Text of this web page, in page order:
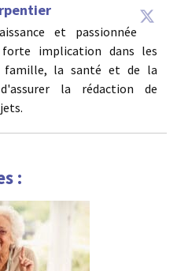
et passionnée
implication dans les
famille, la santé et de la
la rédaction de
: